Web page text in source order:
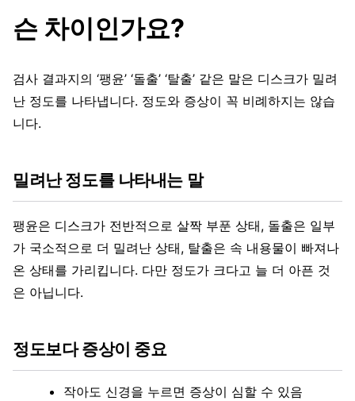
슨 차이인가요?
검사 결과지의 ‘팽윤’ ‘돌출’ ‘탈출’ 같은 말은 디스크가 밀려
난 정도를 나타냅니다. 정도와 증상이 꼭 비례하지는 않습
니다.
밀려난 정도를 나타내는 말
팽윤은 디스크가 전반적으로 살짝 부푼 상태, 돌출은 일부
가 국소적으로 더 밀려난 상태, 탈출은 속 내용물이 빠져나
온 상태를 가리킵니다. 다만 정도가 크다고 늘 더 아픈 것
은 아닙니다.
정도보다 증상이 중요
작아도 신경을 누르면 증상이 심할 수 있음